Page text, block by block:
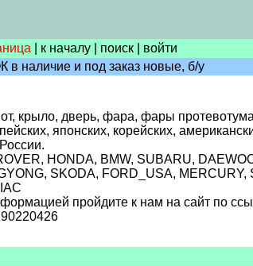
к началу поиск войти
наличие и под заказ новые, б/у
крыло, дверь, фара, фары
японских, корейских,
HONDA, BMW, SUBARU,
SKODA, FORD_USA,
пройдите к нам на сайт по